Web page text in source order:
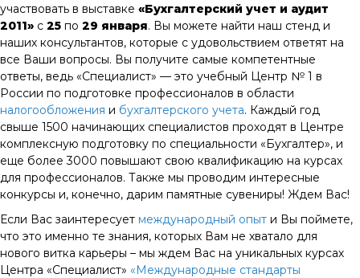
участвовать в выставке «Бухгалтерский учет и аудит
2011» с 25 по 29 января. Вы можете найти наш стенд и
наших консультантов, которые с удовольствием ответят на
все Ваши вопросы. Вы получите самые компетентные
ответы, ведь «Специалист» — это учебный Центр № 1 в
России по подготовке профессионалов в области
налогообложения и бухгалтерского учета. Каждый год
свыше 1500 начинающих специалистов проходят в Центре
комплексную подготовку по специальности «Бухгалтер», и
еще более 3000 повышают свою квалификацию на курсах
для профессионалов. Также мы проводим интересные
конкурсы и, конечно, дарим памятные сувениры! Ждем Вас!
Если Вас заинтересует международный опыт и Вы поймете,
что это именно те знания, которых Вам не хватало для
нового витка карьеры – мы ждем Вас на уникальных курсах
Центра «Специалист» «Международные стандарты